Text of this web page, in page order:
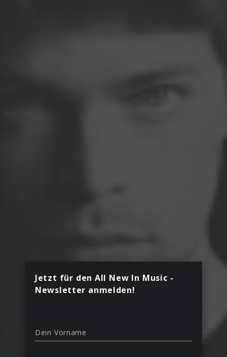
Jetzt für den All New In Music -
Newsletter anmelden!
Dein Vorname